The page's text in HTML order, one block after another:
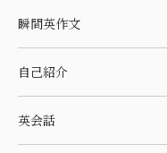
瞬間英作文
自己紹介
英会話